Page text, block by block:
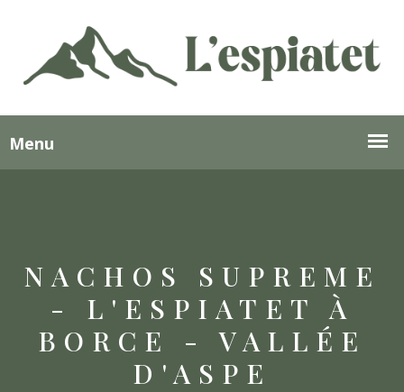
NACHOS SUPREME
- L'ESPIATET À
BORCE - VALLÉE
D'ASPE